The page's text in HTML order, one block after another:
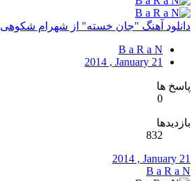
دانلود آهنگ "جان خسته" از شهرام شکوهی
B a R a N
2014 , January 21
پاسخ ها
0
بازدیدها
832
2014 , January 21
B a R a N